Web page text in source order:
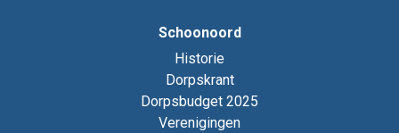
Schoonoord
Historie
Dorpskrant
Dorpsbudget 2025
Verenigingen